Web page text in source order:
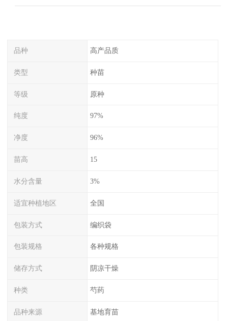
品种 高产品质
类型 种苗
等级 原种
纯度 97%
净度 96%
苗高 15
水分含量 3%
适宜种植地区 全国
包装方式 编织袋
包装规格 各种规格
储存方式 阴凉干燥
种类 芍药
品种来源 基地育苗